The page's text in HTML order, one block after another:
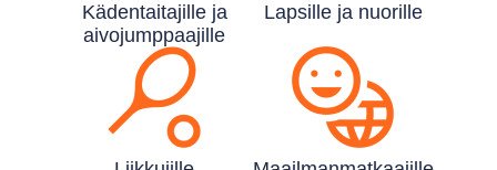
Käden­taitajille ja
aivo­jumppaajille
Lapsille ja nuorille